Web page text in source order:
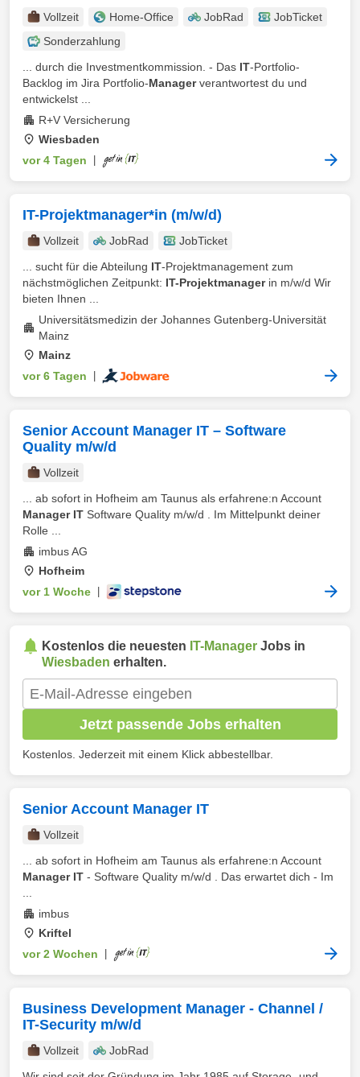
Vollzeit Home-Office JobRad
JobTicket
Sonderzahlung
... durch die Investmentkommission. - Das IT-Portfolio-
Backlog im Jira Portfolio-Managerverantwortest du und
entwickelst ...
R+V Versicherung
Wiesbaden
vor 4 Tagen
IT-Projektmanager*in (m/w/d)
Vollzeit JobRad
JobTicket
... sucht für die Abteilung IT-Projektmanagement zum
nächstmöglichen Zeitpunkt: IT-Projektmanagerin m/w/d Wir
bieten Ihnen ...
Universitätsmedizin der Johannes Gutenberg-Universität
Mainz
Mainz
vor 6 Tagen
Senior Account Manager IT – Software
Quality m/w/d
Vollzeit
... ab sofort in Hofheim am Taunus als erfahrene:n Account
Manager IT Software Quality m/w/d . Im Mittelpunkt deiner
Rolle ...
imbus AG
Hofheim
vor 1 Woche
Kostenlos die neuesten IT-Manager Jobs in
Wiesbaden erhalten.
Jetzt passende Jobs erhalten
Kostenlos. Jederzeit mit einem Klick abbestellbar.
Senior Account Manager IT
Vollzeit
... ab sofort in Hofheim am Taunus als erfahrene:n Account
Manager IT - Software Quality m/w/d . Das erwartet dich - Im
imbus
Kriftel
vor 2 Wochen
Business Development Manager - Channel /
IT-Security m/w/d
Vollzeit
JobRad